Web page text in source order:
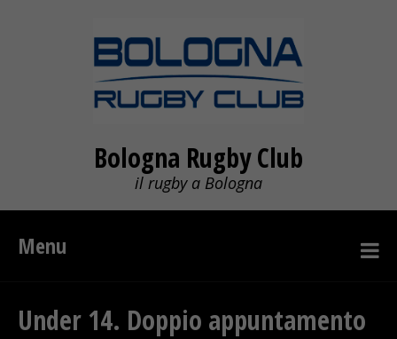
Bologna Rugby Club
il rugby a Bologna
Menu
Under 14. Doppio appuntamento